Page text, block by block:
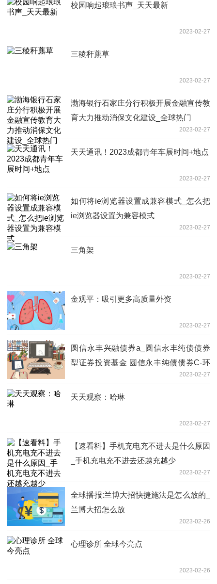
校园响起琅琅书声_天天最新
2023-02-27
三稜秆藨草
2023-02-27
渤海银行石家庄分行积极开展金融宣传教
育大力推动消保文化建设_全球热门
2023-02-27
天天通讯！2023成都青年车展时间+地点
2023-02-27
如何将ie浏览器设置成兼容模式_怎么把
ie浏览器设置为兼容模式
2023-02-27
三角架
2023-02-27
金观平：吸引更多高质量外资
2023-02-27
圆信永丰兴融债券a_圆信永丰纯债债券
型证券投资基金 圆信永丰纯债债券C-环
2023-02-27
天天观察：哈琳
2023-02-27
【速看料】手机充电充不进去是什么原因
_手机充电充不进去还越充越少
2023-02-27
全球播报:兰博大招快捷施法是怎么放的_
兰博大招怎么放
2023-02-26
心理诊所 全球今亮点
2023-02-26